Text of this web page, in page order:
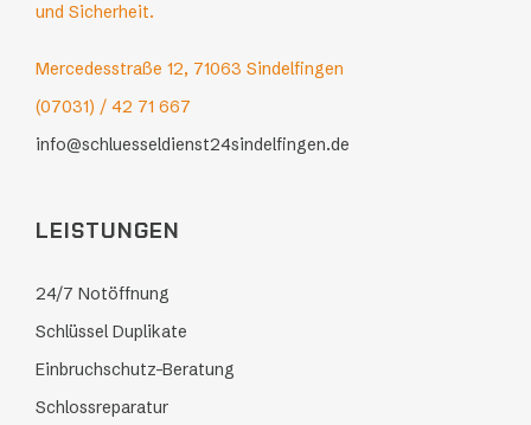
und Sicherheit.
Mercedesstraße 12, 71063 Sindelfingen
(07031) / 42 71 667
info@schluesseldienst24sindelfingen.de
LEISTUNGEN
24/7 Notöffnung
Schlüssel Duplikate
Einbruchschutz-Beratung
Schlossreparatur